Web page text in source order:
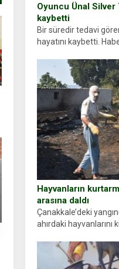
Oyuncu Ünal Silver
kaybetti
Bir süredir tedavi
hayatını kaybetti.
sosyal medya
çok değerli
Hayvanların
arasına daldı
Çanakkale’deki
ahırdaki
ellerinde yanıklar
anları anlattı…